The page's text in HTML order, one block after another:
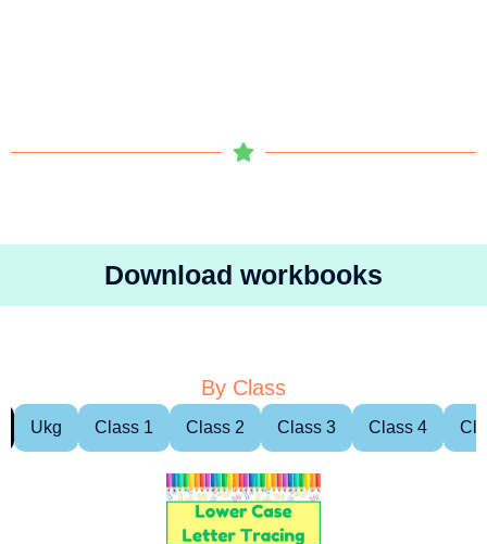
Download workbooks
By Class
Ukg Class 1 Class 2 Class 3 Class 4